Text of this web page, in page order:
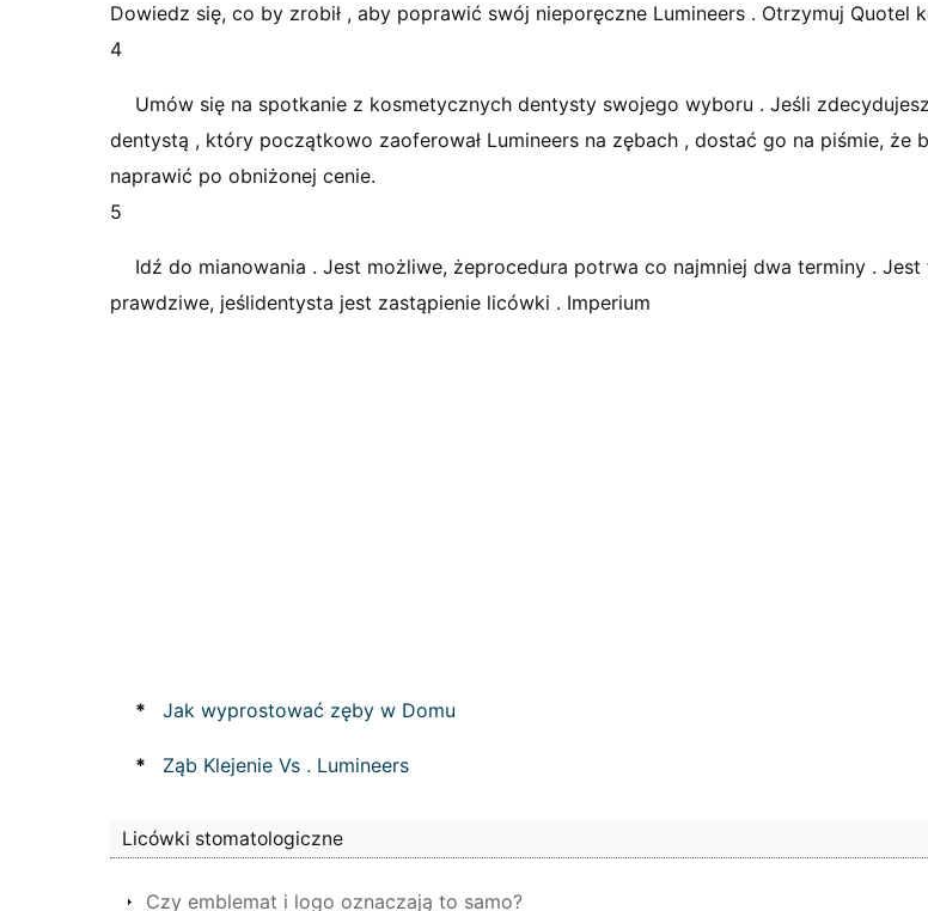
Dowiedz się, co by zrobił , aby poprawić swój nieporęczne Lumineers . Otrzymuj Quotel
4
Umów się na spotkanie z kosmetycznych dentysty swojego wyboru . Jeśli
dentystą , który początkowo zaoferował Lumineers na zębach , dostać go na piśmie, że
naprawić po obniżonej cenie.
5
Idź do mianowania . Jest możliwe, żeprocedura potrwa co najmniej dwa terminy .
prawdziwe, jeślidentysta jest zastąpienie licówki . Imperium
* Jak wyprostować zęby w Domu
* Ząb Klejenie Vs . Lumineers
Licówki stomatologiczne
Czy emblemat i logo oznaczają to samo?